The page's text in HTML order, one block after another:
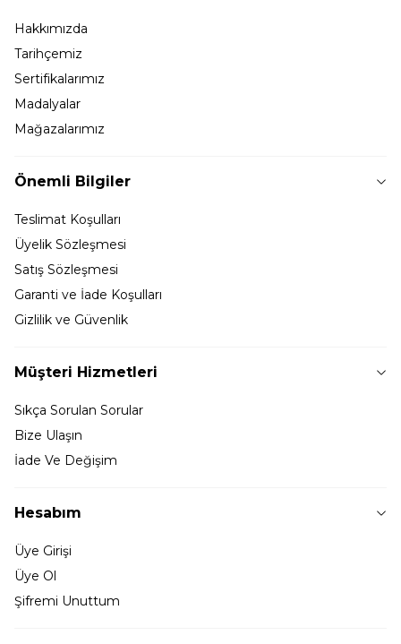
Hakkımızda
Tarihçemiz
Sertifikalarımız
Madalyalar
Mağazalarımız
Önemli Bilgiler
Teslimat Koşulları
Üyelik Sözleşmesi
Satış Sözleşmesi
Garanti ve İade Koşulları
Gizlilik ve Güvenlik
Müşteri Hizmetleri
Sıkça Sorulan Sorular
Bize Ulaşın
İade Ve Değişim
Hesabım
Üye Girişi
Üye Ol
Şifremi Unuttum